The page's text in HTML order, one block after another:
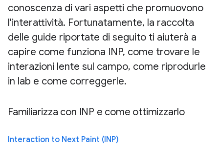
conoscenza di vari aspetti che promuovono
l'interattività. Fortunatamente, la raccolta
delle guide riportate di seguito ti aiuterà a
capire come funziona INP, come trovare le
interazioni lente sul campo, come riprodurle
in lab e come correggerle.
Familiarizza con INP e come ottimizzarlo
Interaction to Next Paint (INP)